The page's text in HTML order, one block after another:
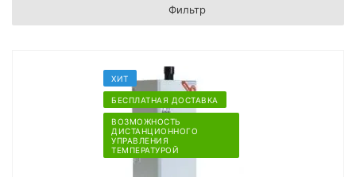
Фильтр
ХИТ
БЕСПЛАТНАЯ ДОСТАВКА
ВОЗМОЖНОСТЬ
ДИСТАНЦИОННОГО
УПРАВЛЕНИЯ
ТЕМПЕРАТУРОЙ